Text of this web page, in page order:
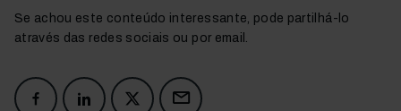
Se achou este conteúdo interessante, pode partilhá-lo
através das redes sociais ou por email.